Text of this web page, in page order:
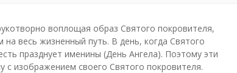
воплощая образ Святого покровителя,
весь жизненный путь. В день, когда Святого
празднует именины (День Ангела). Поэтому эти
изображением своего Святого покровителя.